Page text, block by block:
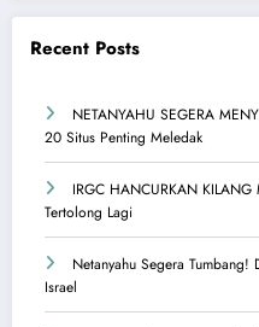
Recent Posts
NETANYAHU SEGERA
20 Situs Penting Meledak
IRGC HANCURKAN KILANG
Tertolong Lagi
Netanyahu Segera
Israel